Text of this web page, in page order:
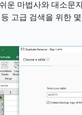
운 마법사와 대소문
고급 검색을 위한 몇